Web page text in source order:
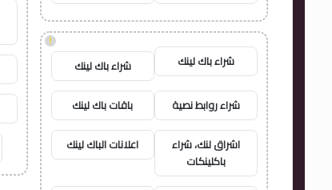
!
شراء باك لينك شراء باك لينك
شراء روابط نصية باقات باك لينك
اشراق لنك، شراء
باكلينكات
اعلانات الباك لينك